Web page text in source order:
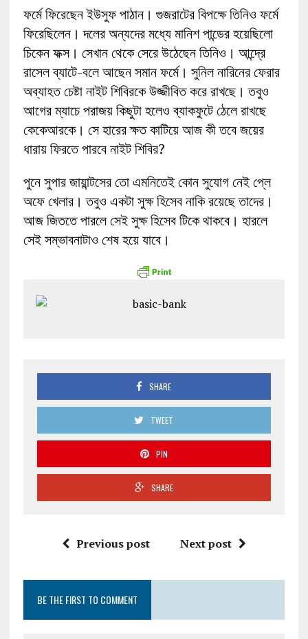
ফর্মে ফিরেছেন ইউসুফ পাঠান। গুজরাটের বিপক্ষে তিনিও ফর্মে
ফিরেছিলেন। দলের অন্যদের মধ্যে মানিশ পান্ডের হয়েছিলো
চিকেন ফক্স। সেখান থেকে সেরে উঠেছেন তিনিও। আন্দ্রে
রাসেল ব্যাটে-বলে আছেন সমান ফর্মে। সুনিল নারিনের ফেরার
অব্যাহত চেষ্টা নাইট শিবিরকে উজ্জীবিত করে রাখছে। তবুও
আগের ম্যাচে পরাজয় কিছুটা হলেও ব্যাকফুটে ঠেলে রাখছে
কেকেআরকে। সে হারের ক্ষত কাটিয়ে আজ কী তবে জয়ের
ধারায় ফিরতে পারবে নাইট শিবির?
পুনে সুপার জায়ান্টসের তো এমনিতেই কোন সুযোগ নেই প্লে
অফে খেলার। তবুও একটা সুক্ষ হিসেব নাকি রয়েছে তাদের।
আজ জিততে পারলে সেই সুক্ষ হিসেব টিকে থাকবে। হারলে
সেই সম্ভাবনাটাও শেষ হয়ে যাবে।
SHARE
TWEET
PIN
SHARE
Previous post Next post
BE THE FIRST TO COMMENT